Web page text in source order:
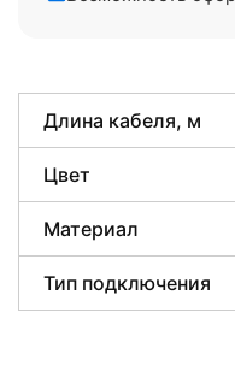
Длина кабеля, м
Цвет
Материал
Тип подключения